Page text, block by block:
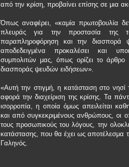
από την κρίση, προβαίνει επίσης σε μια
Όπως αναφέρει, «καμία πρωτοβουλία
πλευράς για την προστασία της
παραπληροφόρηση και την διασπορά
αποδεδειγμένα προκαλέσει και
συμπολιτών μας, όπως ορίζει το άρθρο
διασποράς ψευδών ειδήσεων».
«Αυτή την στιγμή, η κατάσταση στο νησί
αφορά την διαχείριση της κρίσης. Τα
ισορροπία, η οποία όμως απειλείται
και από συγκεκριμένους ανθρώπους, οι
τους προσωπικούς του λόγους, την
κατάστασης, που θα έχει ως αποτέλεσμα
Γαληνός.